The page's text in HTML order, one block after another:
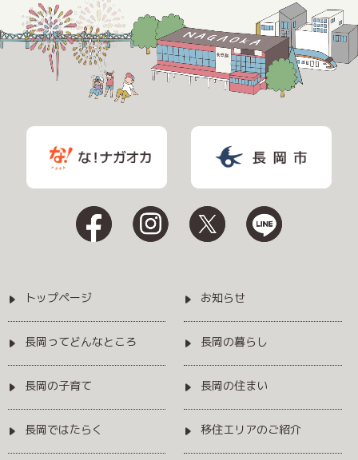
トップページ
長岡ってどんなところ
長岡の子育て
長岡ではたらく
お知らせ
長岡の暮らし
長岡の住まい
移住エリアのご紹介